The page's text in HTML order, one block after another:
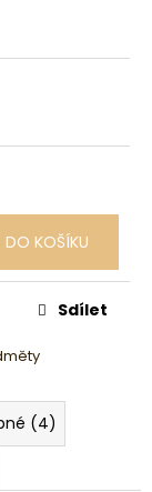
DO KOŠÍKU
Sdílet
(4)